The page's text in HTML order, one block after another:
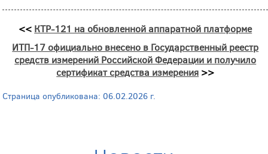
<< КТР-121 на обновленной аппаратной платформе
ИТП-17 официально внесено в Государственный реестр
средств измерений Российской Федерации и получило
сертификат средства измерения >>
Страница опубликована: 06.02.2026 г.